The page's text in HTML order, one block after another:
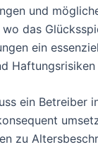
und
das
ein
Haftungsrisiken
ein Betreiber
zu